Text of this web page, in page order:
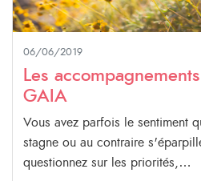
06/06/2019
Les
GAIA
Vous avez parfois le sentiment
stagne ou au contraire
questionnez sur les priorités,…